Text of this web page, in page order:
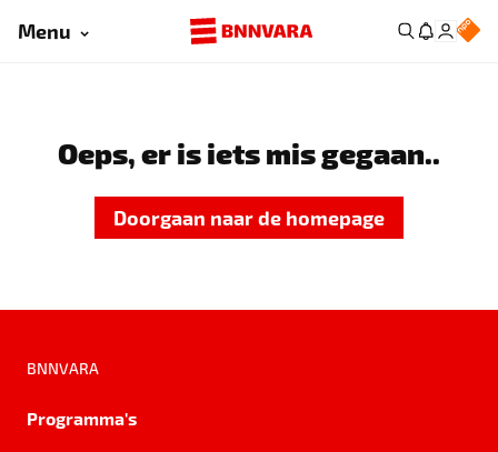
Menu
Oeps, er is iets mis gegaan..
Doorgaan naar de homepage
BNNVARA
Programma's